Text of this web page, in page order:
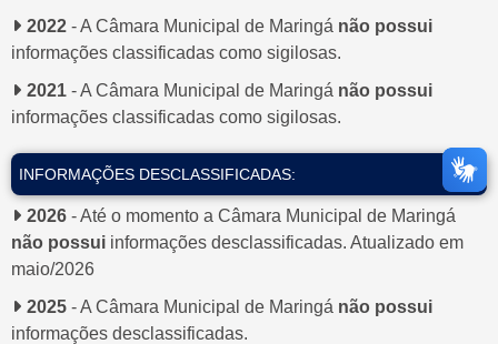
2022 - A Câmara Municipal de Maringá não possui
informações classificadas como sigilosas.
2021 - A Câmara Municipal de Maringá não possui
informações classificadas como sigilosas.
INFORMAÇÕES DESCLASSIFICADAS:
2026 - Até o momento a Câmara Municipal de Maringá
não possui informações desclassificadas. Atualizado em
maio/2026
2025 - A Câmara Municipal de Maringá não possui
informações desclassificadas.